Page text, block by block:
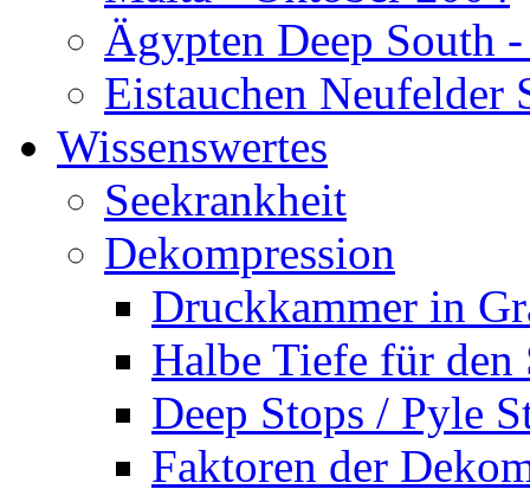
Ägypten Deep South
Eistauchen Neufelder
Wissenswertes
Seekrankheit
Dekompression
Druckkammer in
Halbe Tiefe für den
Deep Stops / Pyle
Faktoren der